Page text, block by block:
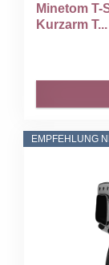
Minetom
Kurzarm T...
EMPFEHLUNG